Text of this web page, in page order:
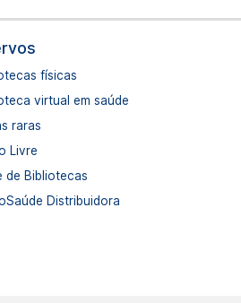
físicas
virtual em saúde
raras
Livre
de Bibliotecas
Distribuidora